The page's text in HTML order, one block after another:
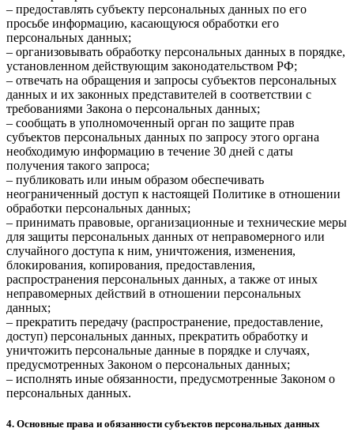
– предоставлять субъекту персональных данных по его
просьбе информацию, касающуюся обработки его
персональных данных;
– организовывать обработку персональных данных в порядке,
установленном действующим законодательством РФ;
– отвечать на обращения и запросы субъектов персональных
данных и их законных представителей в соответствии с
требованиями Закона о персональных данных;
– сообщать в уполномоченный орган по защите прав
субъектов персональных данных по запросу этого органа
необходимую информацию в течение 30 дней с даты
получения такого запроса;
– публиковать или иным образом обеспечивать
неограниченный доступ к настоящей Политике в отношении
обработки персональных данных;
– принимать правовые, организационные и технические меры
для защиты персональных данных от неправомерного или
случайного доступа к ним, уничтожения, изменения,
блокирования, копирования, предоставления,
распространения персональных данных, а также от иных
неправомерных действий в отношении персональных
данных;
– прекратить передачу (распространение, предоставление,
доступ) персональных данных, прекратить обработку и
уничтожить персональные данные в порядке и случаях,
предусмотренных Законом о персональных данных;
– исполнять иные обязанности, предусмотренные Законом о
персональных данных.
4. Основные права и обязанности субъектов персональных данных